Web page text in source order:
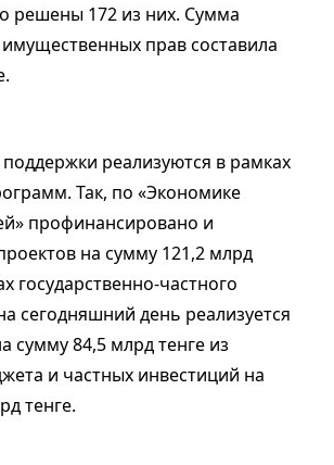
решены 172 из них. Сумма
прав составила
реализуются в рамках
Так, по «Экономике
профинансировано и
на сумму 121,2 млрд
государственно-частного
сегодняшний день реализуется
сумму 84,5 млрд тенге из
и частных инвестиций на
тенге.